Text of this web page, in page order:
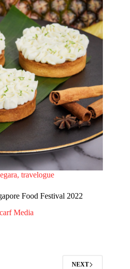
, travelogue
Food Festival 2022
Media
NEXT